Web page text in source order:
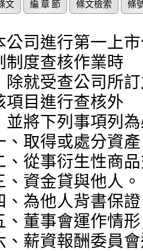
文 編 章 節 條文檢索 條
公司進行第一上
制度查核作業時
除就受查公司所
項目進行查核外
並將下列事項列
、取得或處分資
、從事衍生性商
、資金貸與他人。
、為他人背書保
、董事會運作情
、薪資報酬委員